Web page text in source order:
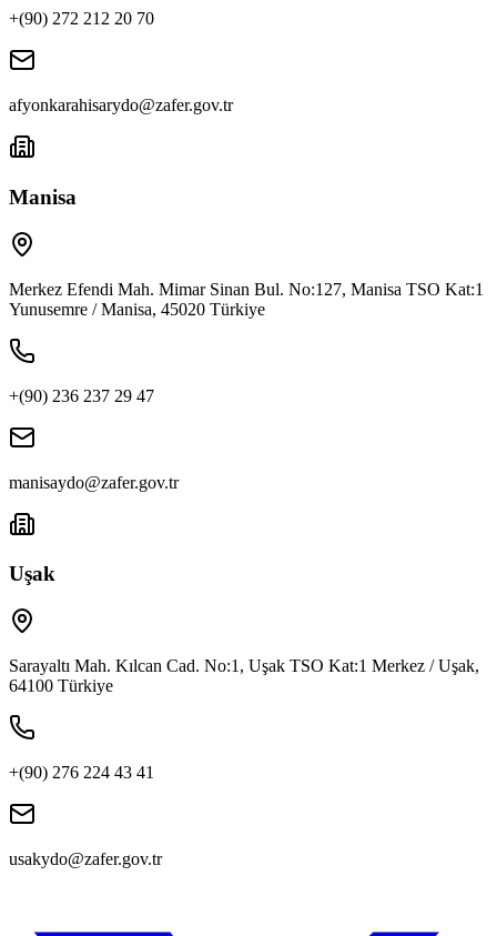
+(90) 272 212 20 70
afyonkarahisarydo@zafer.gov.tr
Manisa
Merkez Efendi Mah. Mimar Sinan Bul. No:127, Manisa TSO Kat:1
Yunusemre / Manisa, 45020 Türkiye
+(90) 236 237 29 47
manisaydo@zafer.gov.tr
Uşak
Sarayaltı Mah. Kılcan Cad. No:1, Uşak TSO Kat:1 Merkez / Uşak,
64100 Türkiye
+(90) 276 224 43 41
usakydo@zafer.gov.tr